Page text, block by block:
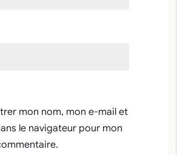
mon nom, mon e-mail et
le navigateur pour mon